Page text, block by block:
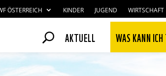
ÖSTERREICH KINDER JUGEND WIRTSCHAFT
AKTUELL WAS KANN